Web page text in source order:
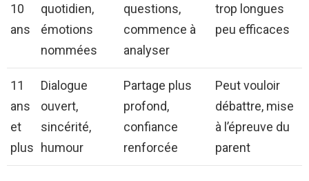
10
ans
quotidien,
émotions
nommées
questions,
commence à
analyser
trop longues
peu efficaces
11
ans
et
plus
Dialogue
ouvert,
sincérité,
humour
Partage plus
profond,
confiance
renforcée
Peut vouloir
débattre, mise
à l’épreuve du
parent